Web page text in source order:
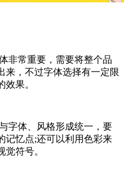
非常重要，需要将整个品
来，不过字体选择有一定限
果。
字体、风格形成统一，要
记忆点;还可以利用色彩来
符号。